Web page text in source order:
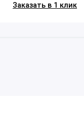
Заказать в 1 клик